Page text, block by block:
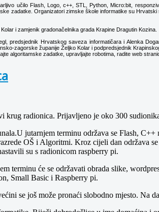
učilo Flash, Logo, c++, STL, Python, Micro:bit,
zadatke. Organizatori zimske škole informatike su
i zamjenik gradonačelnika grada Krapine Dragutin Kozina.
predsjednik Hrvatskog saveza informatičara i Alenka
zagorske županije Željko Kolar i podpredsjednik
algoritamske zadatke, upravljajte robotima, radite web
radionica. Prijavljeno je oko 300
jutarnjem terminu održava se Flash,
OŠ i Algoritmi. Kroz cijeli dan održava
su s radionicom raspberry pi.
terminu će se održavati obrada slike,
Small Basic i Raspberry pi.
se još može pronaći slobodno mjesto. Na